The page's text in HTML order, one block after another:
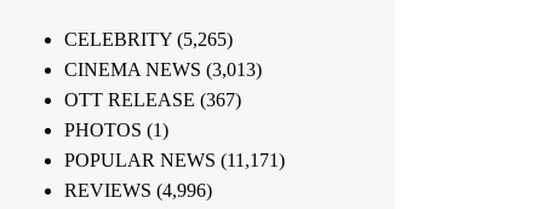
CELEBRITY(5,265)
CINEMA NEWS (3,013)
OTT RELEASE (367)
PHOTOS (1)
POPULAR NEWS (11,171)
REVIEWS (4,996)